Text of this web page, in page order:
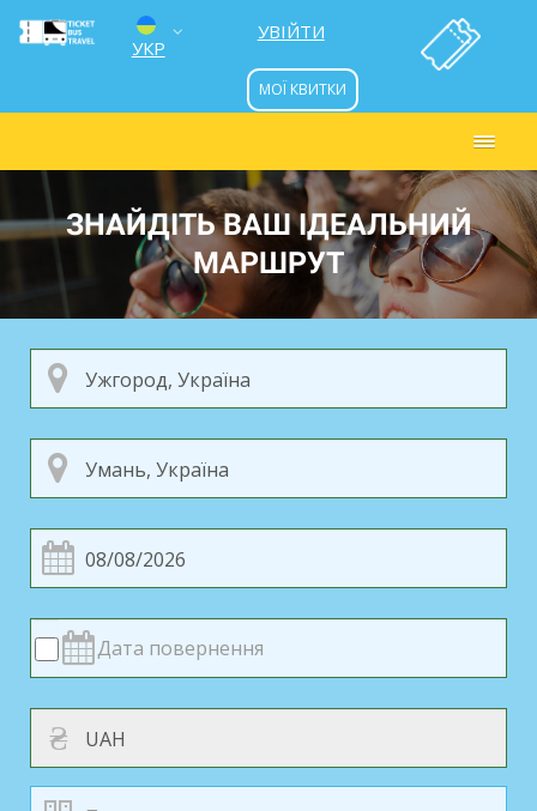
УКР
ENG
РУС
УВІЙТИ
МОЇ КВИТКИ
ЗНАЙДІТЬ ВАШ ІДЕАЛЬНИЙ
МАРШРУТ
₴